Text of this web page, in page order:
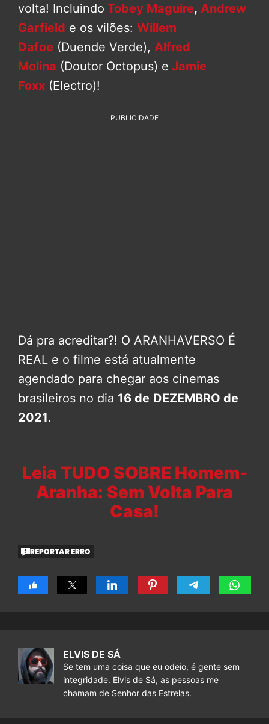
volta! Incluindo Tobey Maguire, Andrew
Garfield e os vilões: Willem
Dafoe (Duende Verde), Alfred
Molina (Doutor Octopus) e Jamie
Foxx (Electro)!
PUBLICIDADE
Dá pra acreditar?! O ARANHAVERSO É
REAL e o filme está atualmente
agendado para chegar aos cinemas
brasileiros no dia 16 de DEZEMBRO de
2021.
Leia TUDO SOBRE Homem-
Aranha: Sem Volta Para
Casa!
REPORTAR ERRO
ELVIS DE SÁ
Se tem uma coisa que eu odeio, é gente sem
integridade. Elvis de Sá, as pessoas me
chamam de Senhor das Estrelas.